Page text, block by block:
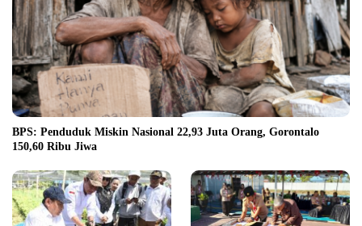
BPS: Penduduk Miskin Nasional 22,93 Juta Orang, Gorontalo
150,60 Ribu Jiwa